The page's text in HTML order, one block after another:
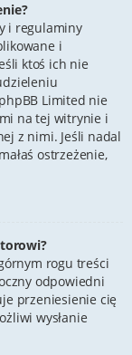
i regulaminy
i
ktoś ich nie
Limited nie
na tej witrynie i
z nimi. Jeśli nadal
ostrzeżenie,
rogu treści
odpowiedni
przeniesienie cię
wysłanie